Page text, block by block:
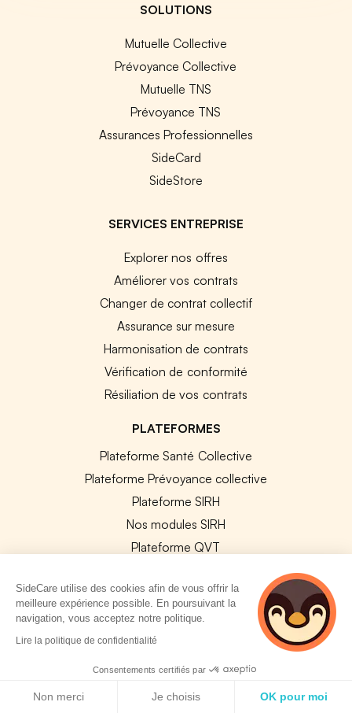
SOLUTIONS
Mutuelle Collective
Prévoyance Collective
Mutuelle TNS
Prévoyance TNS
Assurances Professionnelles
SideCard
SideStore
SERVICES ENTREPRISE
Explorer nos offres
Améliorer vos contrats
Changer de contrat collectif
Assurance sur mesure
Harmonisation de contrats
Vérification de conformité
Résiliation de vos contrats
PLATEFORMES
Plateforme Santé Collective
Plateforme Prévoyance collective
Plateforme SIRH
Nos modules SIRH
Plateforme QVT
RESSOURCES RH
Notre Blog
Modèles de documents
Guides Entreprises
SideCare utilise des cookies afin de vous offrir la
meilleure expérience possible. En poursuivant la
navigation, vous acceptez notre politique.
Lire la politique de confidentialité
Consentements certifiés par
Non merci Je choisis OK pour moi
2 personnes
consultent
actuellement cette